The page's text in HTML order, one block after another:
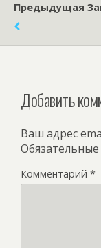
Предыдущая
Добавить
Ваш адрес
Комментарий *